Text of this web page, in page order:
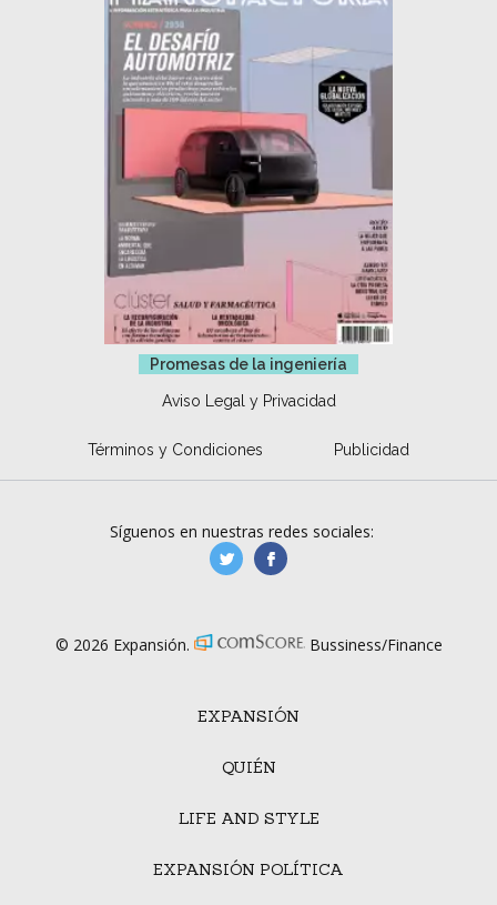
Promesas de la ingeniería
Aviso Legal y Privacidad
Términos y Condiciones Publicidad
EXPANSIÓN
QUIÉN
LIFE AND STYLE
EXPANSIÓN POLÍTICA
Síguenos en nuestras redes sociales:
manufacturaGE
© 2026 Expansión. Bussiness/Finance